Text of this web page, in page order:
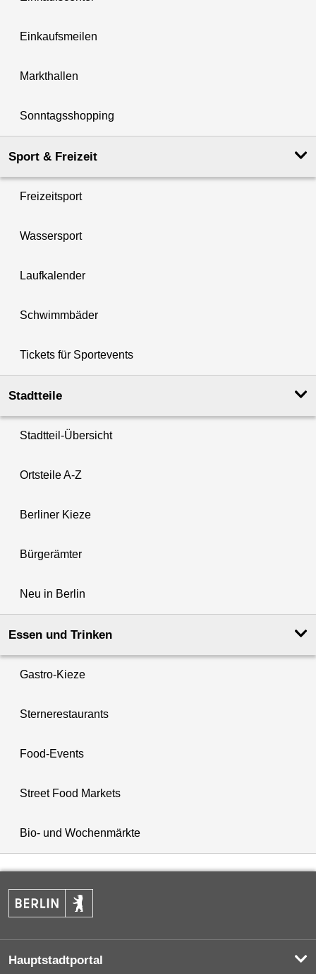
Einkaufsmeilen
Markthallen
Sonntagsshopping
Sport & Freizeit
Freizeitsport
Wassersport
Laufkalender
Schwimmbäder
Tickets für Sportevents
Stadtteile
Stadtteil-Übersicht
Ortsteile A-Z
Berliner Kieze
Bürgerämter
Neu in Berlin
Essen und Trinken
Gastro-Kieze
Sternerestaurants
Food-Events
Street Food Markets
Bio- und Wochenmärkte
Hauptstadtportal